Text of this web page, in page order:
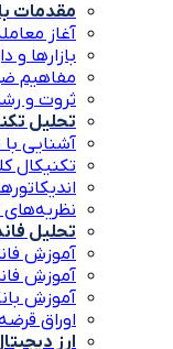
مقدمات
آغاز
بازارها و
مفاهیم
ثروت و
تحلیل
آشنایی
تکنیکال
نظریه‌های
تحلیل
آموزش
آموزش
آموزش
اوراق
ارز